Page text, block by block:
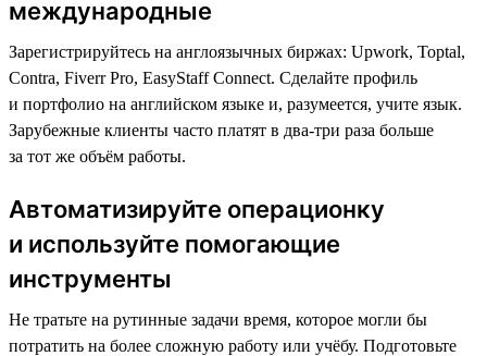
международные
Зарегистрируйтесь на англоязычных биржах: Upwork, Toptal,
Contra, Fiverr Pro, EasyStaff Connect. Сделайте профиль
и портфолио на английском языке и, разумеется, учите язык.
Зарубежные клиенты часто платят в два-три раза больше
за тот же объём работы.
Автоматизируйте операционку
и используйте помогающие
инструменты
Не тратьте на рутинные задачи время, которое могли бы
потратить на более сложную работу или учёбу. Подготовьте